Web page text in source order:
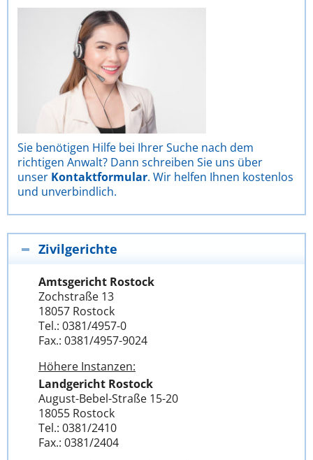
Sie benötigen Hilfe bei Ihrer Suche nach dem
richtigen Anwalt? Dann schreiben Sie uns über
unser Kontaktformular. Wir helfen Ihnen kostenlos
und unverbindlich.
Zivilgerichte
Amtsgericht Rostock
Zochstraße 13
18057 Rostock
Tel.: 0381/4957-0
Fax.: 0381/4957-9024
Höhere Instanzen:
Landgericht Rostock
August-Bebel-Straße 15-20
18055 Rostock
Tel.: 0381/2410
Fax.: 0381/2404